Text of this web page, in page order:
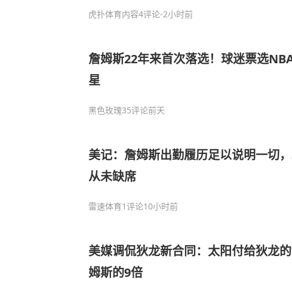
虎扑体育内容4评论-2小时前
詹姆斯22年来首次落选！球迷票选
星
黑色玫瑰35评论前天
美记：詹姆斯出勤履历足以说明一切
从未缺席
雷速体育1评论10小时前
美媒调侃狄龙新合同：太阳付给狄龙
姆斯的9倍